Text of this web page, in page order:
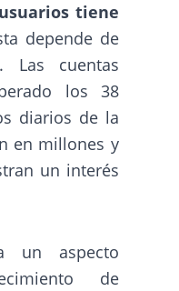
tiene
depende de
Las cuentas
los 38
diarios de la
en millones y
un interés
un aspecto
de